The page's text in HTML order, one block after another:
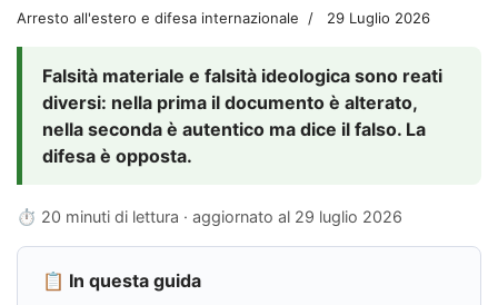
Arresto all'estero e difesa internazionale 29 Luglio 2026
Falsità materiale e falsità ideologica sono reati
diversi: nella prima il documento è alterato,
nella seconda è autentico ma dice il falso. La
difesa è opposta.
⏱ 20 minuti di lettura · aggiornato al 29 luglio 2026
📋 In questa guida